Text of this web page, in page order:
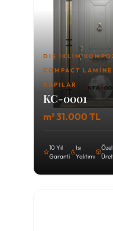
DIŞ İKLIM
COMPACT
KAPILAR
KC-0001
m² 31.000 TL
10 Yıl
Garanti
Isı
Yalıtımı
Özel